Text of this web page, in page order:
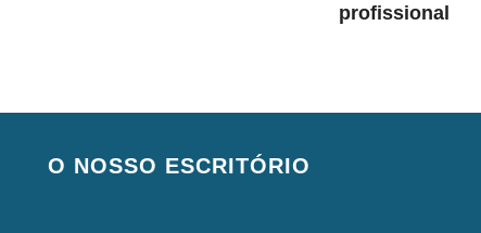
profissional
O NOSSO ESCRITÓRIO